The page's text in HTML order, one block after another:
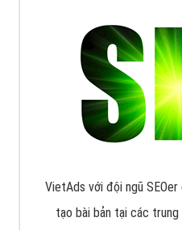
VietAds với đội ngũ
tạo bài bản tại các trung